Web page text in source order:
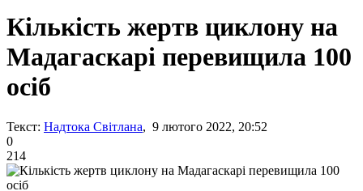
Кількість жертв циклону на
Мадагаскарі перевищила 100
осіб
Текст: Надтока Світлана, 9 лютого 2022, 20:52
0
214